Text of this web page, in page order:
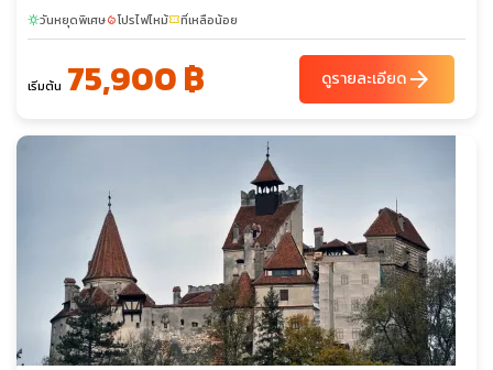
sunnyวันหยุดพิเศษlocal_fire_departmentโปรไฟไหม้confirmation_numberที่เหลือน้อย
เริ่มต้น 75,900 ฿ ดูรายละเอียดarrow_forward